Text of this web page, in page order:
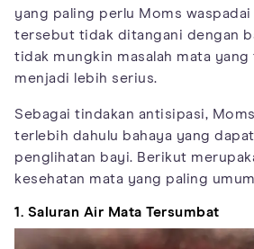
yang paling perlu Moms waspadai
tersebut tidak ditangani dengan
tidak mungkin masalah mata
menjadi lebih serius.
Sebagai tindakan antisipasi,
terlebih dahulu bahaya yang
penglihatan bayi. Berikut
kesehatan mata yang paling
1. Saluran Air Mata Tersumbat